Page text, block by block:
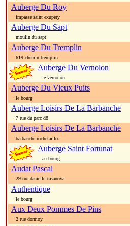
Auberge Du Roy
impasse saint exupery
Auberge Du Sapt
moulin du sapt
Auberge Du Tremplin
619 chemin tremplin
Auberge Du Vernolon
le vernolon
Auberge Du Vieux Puits
le bourg
Auberge Loisirs De La Barbanche
7 rue du parc d8
Auberge Loisirs De La Barbanche
barbanche rochetaillee
Auberge Saint Fortunat
au bourg
Audat Pascal
29 rue danielle casanova
Authentique
le bourg
Aux Deux Pommes De Pins
2 rue dormoy